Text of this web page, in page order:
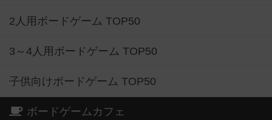
2人用ボードゲーム TOP50
3～4人用ボードゲーム TOP50
子供向けボードゲーム TOP50
ボードゲームカフェ